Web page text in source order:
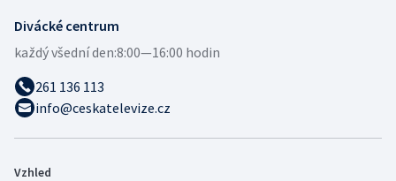
Divácké centrum
každý všední den:8:00—16:00 hodin
261 136 113
info@ceskatelevize.cz
Vzhled